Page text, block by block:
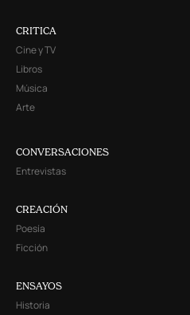
CRITICA
Cine y TV
Libros
Música
Arte
CONVERSACIONES
Entrevistas
CREACIÓN
Poesía
Ficción
ENSAYOS
Historia